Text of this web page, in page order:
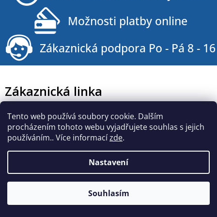
Tento web používá soubory cookie. Dalším
procházením tohoto webu vyjadřujete souhlas s jejich
používáním.. Více informacízde.
Nastavení
Souhlasím
Hlavní menu
Zákaznická linka
Po - Pá 8 - 15
+420 602 615 628
servis@curepink.cz
Možnosti platby online
Zákaznická podpora Po - Pá 8 - 16